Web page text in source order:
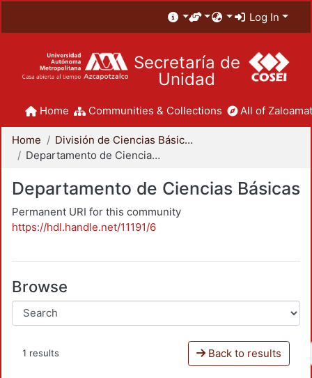
Log In
Secretaría de
Unidad
Home Communities & Collections All of
Home
División de Ciencias Básicas e Ingeniería
Departamento de Ciencias Básicas
Departamento de Ciencias Básicas
Permanent URI for this community
https://hdl.handle.net/11191/6
Browse
1 results Back to results